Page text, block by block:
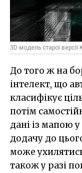
3D модель старої
До того ж на
інтелект, що
класифікує
потім
дані із мапою
додачу до
може
також у разі